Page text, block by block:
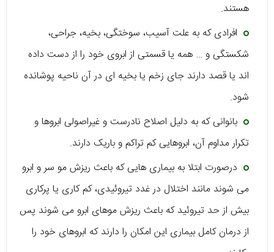
هستند.
افرادی که به علت آسیب، سوختگی، بخیه، جراحی،
شکستگی و … همه یا قسمتی از ابروی خود را از دست داده
اند یا قصد دارند جای زخم یا بخیه ای در آن ناحیه پوشانده
شود.
بانوانی که به دلیل اصلاح نادرست و غیراصولی ابروها و
تکرار مداوم آن، ابروهایی کم تراکم و باریک دارند.
درصورت ابتلا به بیماری هایی که باعث ریزش مو سر و ابرو
می شوند مانند اختلال در غدد تیروئیدی، کم کاری یا پرکاری
بیش از حد تیروئید که باعث ریزش موهای ابرو می شوند پس
از درمان کامل بیماری این امکان را دارند که ابروهای خود را